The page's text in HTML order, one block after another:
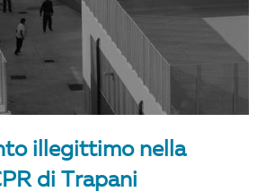
illegittimo nella
di Trapani